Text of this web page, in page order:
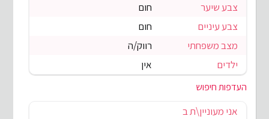
צבע שיער
חום
צבע עיניים
חום
מצב משפחתי
רווק/ה
ילדים
אין
העדפות חיפוש
אני מעוניין\ת ב